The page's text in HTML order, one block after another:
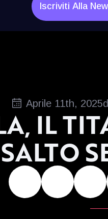
Iscriviti Alla
Aprile 11th, 2025
IL